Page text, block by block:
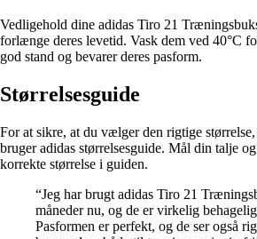
Vedligehold dine adidas Tiro 21
forlænge deres levetid. Vask dem ved 40°C
god stand og bevarer deres pasform.
Størrelsesguide
For at sikre, at du vælger den rigtige
bruger adidas størrelsesguide. Mål din talje
korrekte størrelse i guiden.
“Jeg har brugt adidas Tiro 21
måneder nu, og de er virkelig
Pasformen er perfekt, og de ser også